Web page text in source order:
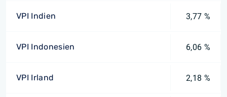
VPI Indien 3,77 %
VPI Indonesien 6,06 %
VPI Irland 2,18 %